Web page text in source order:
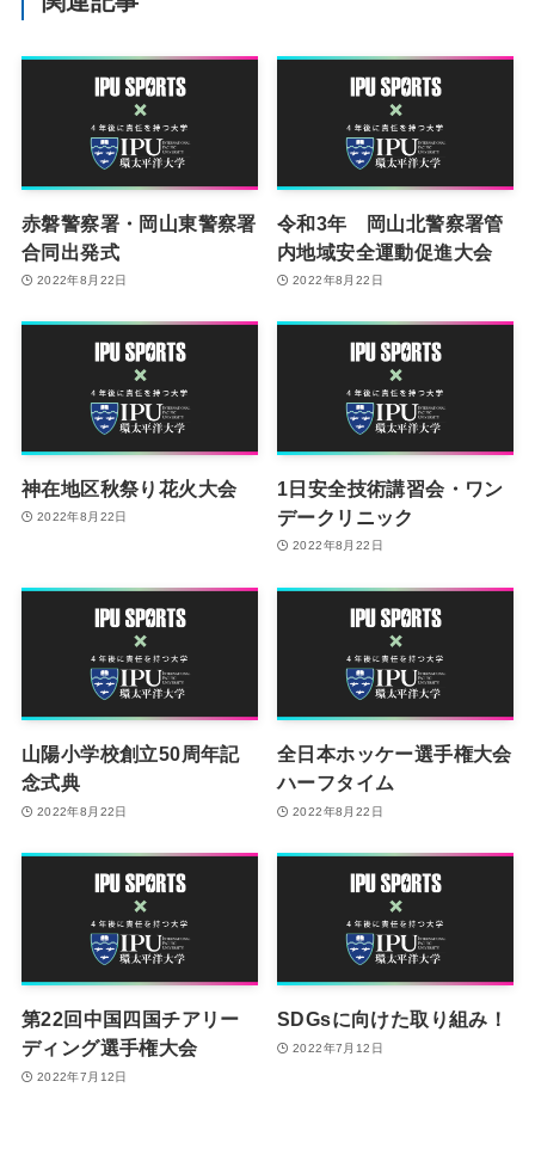
赤磐警察署・岡山東警察署
合同出発式
2022年8月22日
令和3年 岡山北警察署管
内地域安全運動促進大会
2022年8月22日
神在地区秋祭り花火大会
2022年8月22日
1日安全技術講習会・ワン
デークリニック
2022年8月22日
山陽小学校創立50周年記
念式典
2022年8月22日
全日本ホッケー選手権大会
ハーフタイム
2022年8月22日
第22回中国四国チアリー
ディング選手権大会
2022年7月12日
SDGsに向けた取り組み！
2022年7月12日